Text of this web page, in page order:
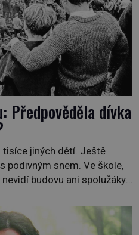
Předpověděla dívka
tisíce jiných dětí. Ještě
podivným snem. Ve škole,
budovu ani spolužáky.
Zahlédla vlastní
velšská vesnice Aberfan […]